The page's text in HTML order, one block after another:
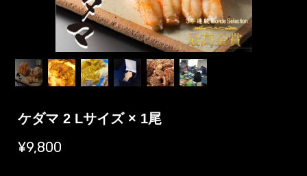
ケダマ 2 Lサイズ × 1尾
¥9,800